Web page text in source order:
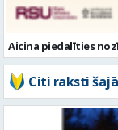
Aicina piedalīties
Citi raksti